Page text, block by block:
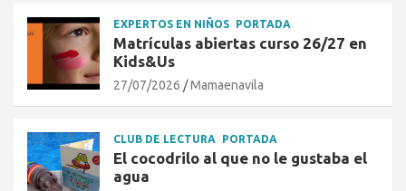
EXPERTOS EN NIÑOS PORTADA
Matrículas abiertas curso 26/27 en
Kids&Us
27/07/2026 Mamaenavila
CLUB DE LECTURA PORTADA
El cocodrilo al que no le gustaba el
agua